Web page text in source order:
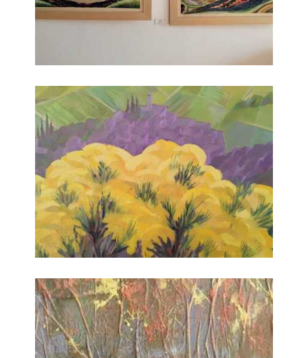
Passeggiate nella Natura
Passeggiate nella Natura